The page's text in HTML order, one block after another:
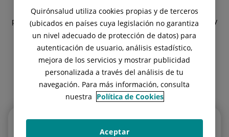
Contamos con unextenso cuadro médicode reconocido
prestigio especializado en laatención integral al paciente
y
experto en el uso de lastecnologías médicas más
avanzadas.
Quirónsalud utiliza cookies propias y de terceros
(ubicados en países cuya legislación no garantiza
un nivel adecuado de protección de datos) para
autenticación de usuario, análisis estadístico,
mejora de los servicios y mostrar publicidad
personalizada a través del análisis de tu
navegación. Para más información, consulta
nuestra Política de Cookies
Aceptar